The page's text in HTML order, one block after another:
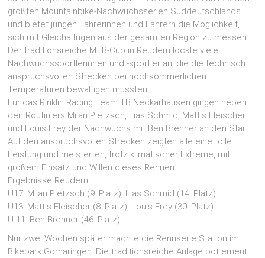
größten Mountainbike-Nachwuchsserien Süddeutschlands
und bietet jungen Fahrerinnen und Fahrern die Möglichkeit,
sich mit Gleichaltrigen aus der gesamten Region zu messen.
Der traditionsreiche MTB-Cup in Reudern lockte viele
Nachwuchssportlerinnen und -sportler an, die die technisch
anspruchsvollen Strecken bei hochsommerlichen
Temperaturen bewältigen mussten.
Für das Rinklin Racing Team TB Neckarhausen gingen neben
den Routiniers Milan Pietzsch, Lias Schmid, Mattis Fleischer
und Louis Frey der Nachwuchs mit Ben Brenner an den Start.
Auf den anspruchsvollen Strecken zeigten alle eine tolle
Leistung und meisterten, trotz klimatischer Extreme, mit
großem Einsatz und Willen dieses Rennen.
Ergebnisse Reudern:
U17: Milan Pietzsch (9. Platz), Lias Schmid (14. Platz)
U13: Mattis Fleischer (8. Platz), Louis Frey (30. Platz)
U 11: Ben Brenner (46. Platz)
Nur zwei Wochen später machte die Rennserie Station im
Bikepark Gomaringen. Die traditionsreiche Anlage bot erneut